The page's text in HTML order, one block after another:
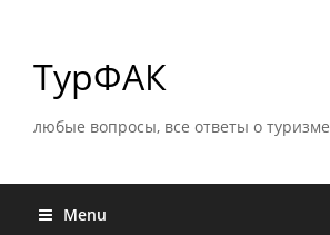
ТурФАК
любые вопросы, все ответы о туризме
Menu